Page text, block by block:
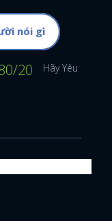
nói gì
20 Hãy Yêu Nhau